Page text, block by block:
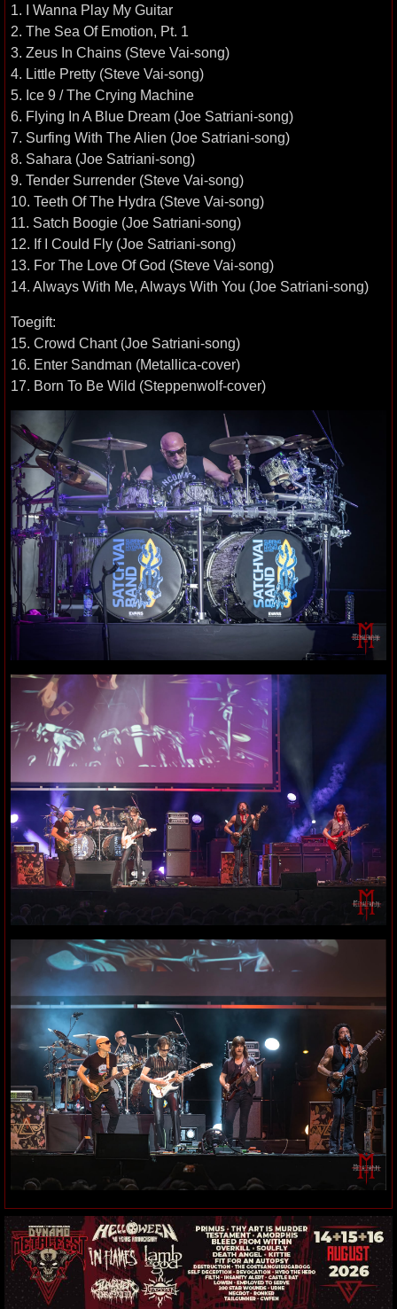
1. I Wanna Play My Guitar
2. The Sea Of Emotion, Pt. 1
3. Zeus In Chains (Steve Vai-song)
4. Little Pretty (Steve Vai-song)
5. Ice 9 / The Crying Machine
6. Flying In A Blue Dream (Joe Satriani-song)
7. Surfing With The Alien (Joe Satriani-song)
8. Sahara (Joe Satriani-song)
9. Tender Surrender (Steve Vai-song)
10. Teeth Of The Hydra (Steve Vai-song)
11. Satch Boogie (Joe Satriani-song)
12. If I Could Fly (Joe Satriani-song)
13. For The Love Of God (Steve Vai-song)
14. Always With Me, Always With You (Joe Satriani-song)
Toegift:
15. Crowd Chant (Joe Satriani-song)
16. Enter Sandman (Metallica-cover)
17. Born To Be Wild (Steppenwolf-cover)